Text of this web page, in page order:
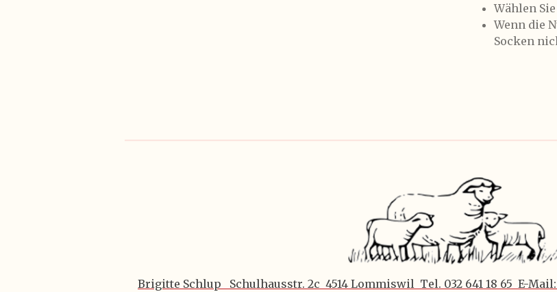
Wählen
Wenn die
Socken
Brigitte Schlup Schulhausstr. 2c 4514 Lommiswil Tel. 032 641 18 65 E-